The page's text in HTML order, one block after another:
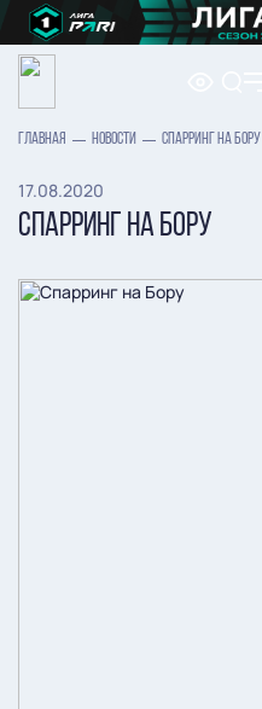
ГЛАВНАЯ НОВОСТИ СПАРРИНГ НА БОРУ
17.08.2020
СПАРРИНГ НА БОРУ